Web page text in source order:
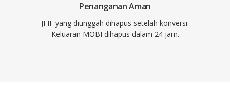
Penanganan Aman
JFIF yang diunggah dihapus setelah konversi.
Keluaran MOBI dihapus dalam 24 jam.